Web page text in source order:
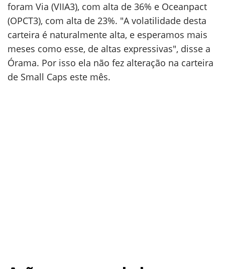
foram Via (VIIA3), com alta de 36% e Oceanpact
(OPCT3), com alta de 23%. "A volatilidade desta
carteira é naturalmente alta, e esperamos mais
meses como esse, de altas expressivas", disse a
Órama. Por isso ela não fez alteração na carteira
de Small Caps este mês.